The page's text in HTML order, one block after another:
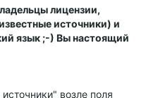
лицензии,
источники) и
язык ;-) Вы настоящий
возле поля